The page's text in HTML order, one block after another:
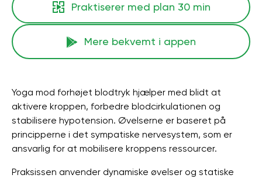
Praktiserer med plan 30 min
Mere bekvemt i appen
Yoga mod forhøjet blodtryk hjælper med blidt at
aktivere kroppen, forbedre blodcirkulationen og
stabilisere hypotension. Øvelserne er baseret på
principperne i det sympatiske nervesystem, som er
ansvarlig for at mobilisere kroppens ressourcer.
Praksissen anvender dynamiske øvelser og statiske